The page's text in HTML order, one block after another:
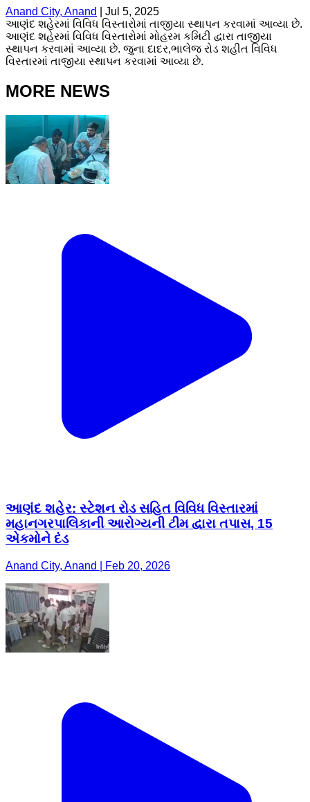
Anand City, Anand
Jul 5, 2025
આણંદ શહેરમાં વિવિધ વિસ્તારોમાં તાજીયા સ્થાપન કરવામાં આવ્યા છે.
આણંદ શહેરમાં વિવિધ વિસ્તારોમાં મોહરમ કમિટી દ્વારા તાજીયા
સ્થાપન કરવામાં આવ્યા છે. જુના દાદર,ભાલેજ રોડ શહીત વિવિધ
વિસ્તારમાં તાજીયા સ્થાપન કરવામાં આવ્યા છે.
MORE NEWS
આણંદ શહેર: સ્ટેશન રોડ સહિત વિવિધ વિસ્તારમાં
મહાનગરપાલિકાની આરોગ્યની ટીમ દ્વારા તપાસ, 15
એકમોને દંડ
Anand City, Anand | Feb 20, 2026